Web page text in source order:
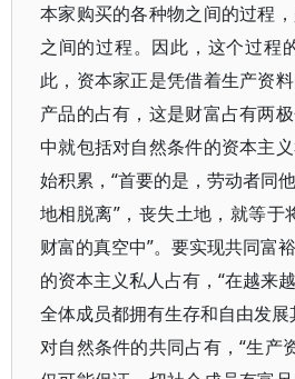
本家购买的各种物之间的过程
之间的过程。因此，这个过程
此，资本家正是凭借着生产资
产品的占有，这是财富占有两
中就包括对自然条件的资本主
始积累，“首要的是，劳动者同
地相脱离”，丧失土地，就等于
财富的真空中”。要实现共同富
的资本主义私人占有，“在越来
全体成员都拥有生存和自由发
对自然条件的共同占有，“生